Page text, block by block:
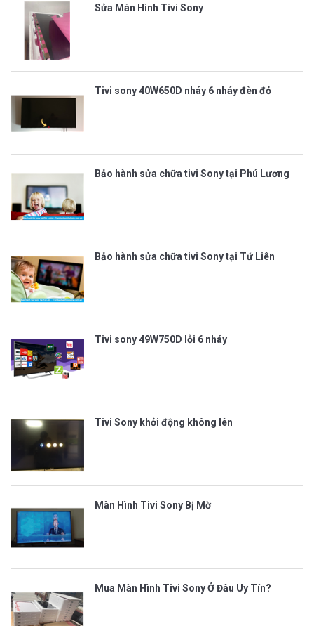
Sửa Màn Hình Tivi Sony
Tivi sony 40W650D nháy 6 nháy đèn đỏ
Bảo hành sửa chữa tivi Sony tại Phú Lương
Bảo hành sửa chữa tivi Sony tại Tứ Liên
Tivi sony 49W750D lỗi 6 nháy
Tivi Sony khởi động không lên
Màn Hình Tivi Sony Bị Mờ
Mua Màn Hình Tivi Sony Ở Đâu Uy Tín?